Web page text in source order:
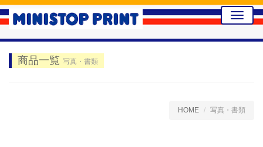
Toggle
商品一覧 写真・書類
HOME 写真・書類